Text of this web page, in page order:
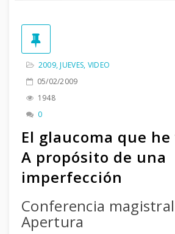
2009,JUEVES, VIDEO
05/02/2009
1948
0
El glaucoma que
A propósito de una
imperfección
Conferencia
Apertura